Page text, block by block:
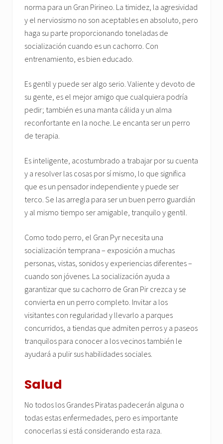
norma para un Gran Pirineo. La timidez, la agresividad
y el nerviosismo no son aceptables en absoluto, pero
haga su parte proporcionando toneladas de
socialización cuando es un cachorro. Con
entrenamiento, es bien educado.
Es gentil y puede ser algo serio. Valiente y devoto de
su gente, es el mejor amigo que cualquiera podría
pedir; también es una manta cálida y un alma
reconfortante en la noche. Le encanta ser un perro
de terapia.
Es inteligente, acostumbrado a trabajar por su cuenta
y a resolver las cosas por sí mismo, lo que significa
que es un pensador independiente y puede ser
terco. Se las arregla para ser un buen perro guardián
y al mismo tiempo ser amigable, tranquilo y gentil.
Como todo perro, el Gran Pyr necesita una
socialización temprana – exposición a muchas
personas, vistas, sonidos y experiencias diferentes –
cuando son jóvenes. La socialización ayuda a
garantizar que su cachorro de Gran Pir crezca y se
convierta en un perro completo. Invitar a los
visitantes con regularidad y llevarlo a parques
concurridos, a tiendas que admiten perros y a paseos
tranquilos para conocer a los vecinos también le
ayudará a pulir sus habilidades sociales.
Salud
No todos los Grandes Piratas padecerán alguna o
todas estas enfermedades, pero es importante
conocerlas si está considerando esta raza.